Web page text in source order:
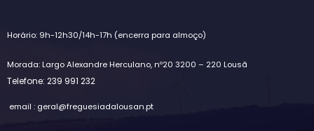
Horário: 9h-12h30/14h-17h (encerra para almoço)
Morada: Largo Alexandre Herculano, nº20 3200 – 220 Lousã
Telefone: 239 991 232
email : geral@freguesiadalousan.pt